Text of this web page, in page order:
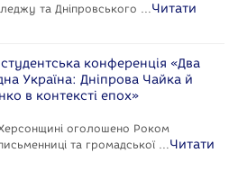
та Дніпровського …Читати
студентська конференція «Два
Україна: Дніпрова Чайка й
в контексті епох»
оголошено Роком
та громадської …Читати